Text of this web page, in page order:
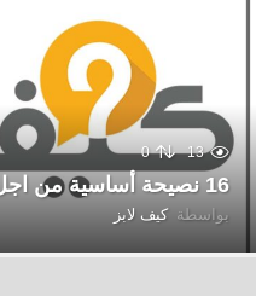
13
0
16 نصيحة أساسية من اجل اظافر قوية وصحية
بواسطة كيف لابز